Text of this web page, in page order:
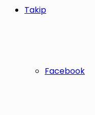
Takip
Facebook